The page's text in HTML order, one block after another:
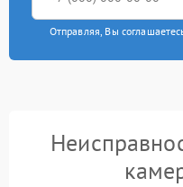
Отправляя, Вы